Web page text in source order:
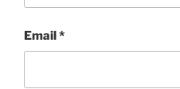
Email*